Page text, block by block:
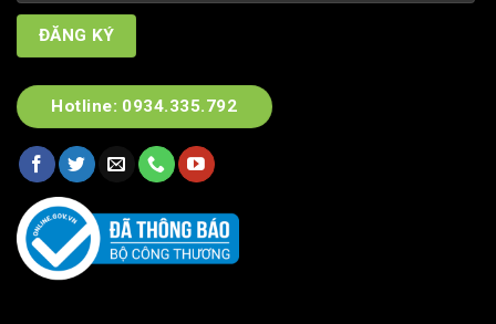
Hotline: 0934.335.792